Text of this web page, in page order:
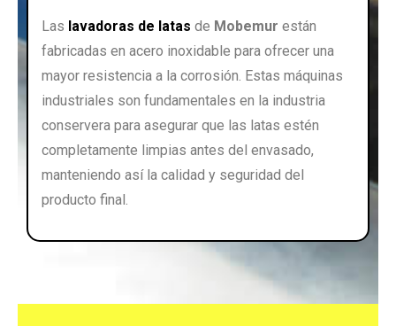
Las lavadoras de latas de Mobemur están
fabricadas en acero inoxidable para ofrecer una
mayor resistencia a la corrosión. Estas máquinas
industriales son fundamentales en la industria
conservera para asegurar que las latas estén
completamente limpias antes del envasado,
manteniendo así la calidad y seguridad del
producto final.